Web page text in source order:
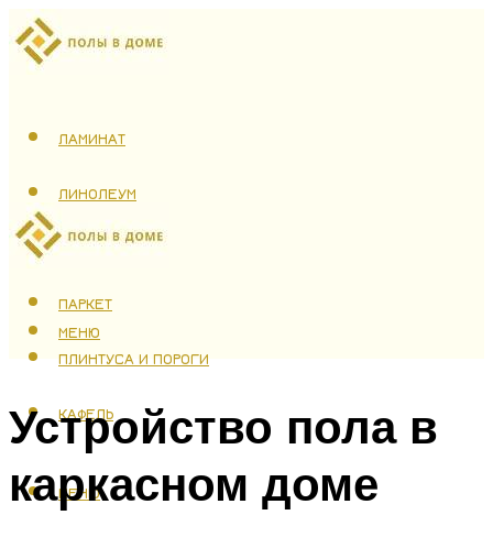
ЛАМИНАТ
ЛИНОЛЕУМ
ТЕПЛЫЙ ПОЛ
ПАРКЕТ
ПЛИНТУСА И ПОРОГИ
КАФЕЛЬ
МЕНЮ
МЕНЮ
Устройство пола в
каркасном доме